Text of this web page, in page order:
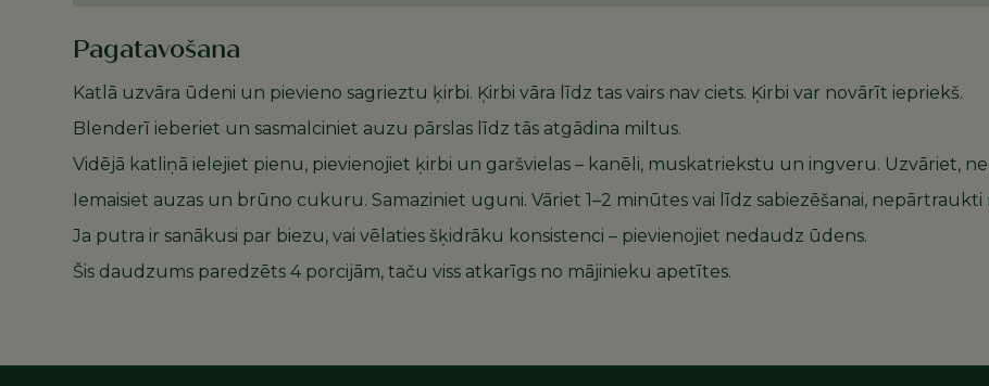
Pagatavošana
Katlā uzvāra ūdeni un pievieno sagrieztu ķirbi. Ķirbi vāra līdz tas vairs nav ciets. Ķirbi var novārīt iepriekš.
Blenderī ieberiet un sasmalciniet auzu pārslas līdz tās atgādina miltus.
Vidējā katliņā ielejiet pienu, pievienojiet ķirbi un garšvielas – kanēli, muskatriekstu un ingveru. Uzvāriet,
Iemaisiet auzas un brūno cukuru. Samaziniet uguni. Vāriet 1–2 minūtes vai līdz sabiezēšanai, nepārtraukti
Ja putra ir sanākusi par biezu, vai vēlaties šķidrāku konsistenci – pievienojiet nedaudz ūdens.
Šis daudzums paredzēts 4 porcijām, taču viss atkarīgs no mājinieku apetītes.